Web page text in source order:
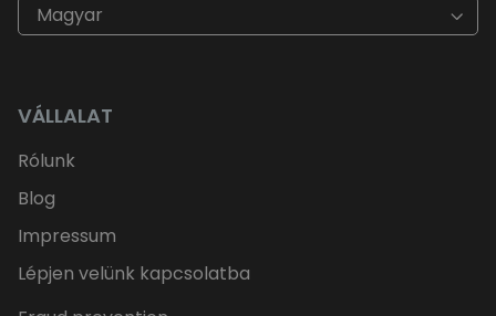
Magyar
VÁLLALAT
Rólunk
Blog
Impressum
Lépjen velünk kapcsolatba